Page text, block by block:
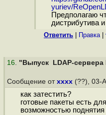
yuriev/
Предполагаю
дистрибутива
Ответить Правка|
16. "Выпуск LDAP-сервера
Сообщение от xxxx (??), 03-
как затестить?
готовые пакеты есть
возможностью поднятия